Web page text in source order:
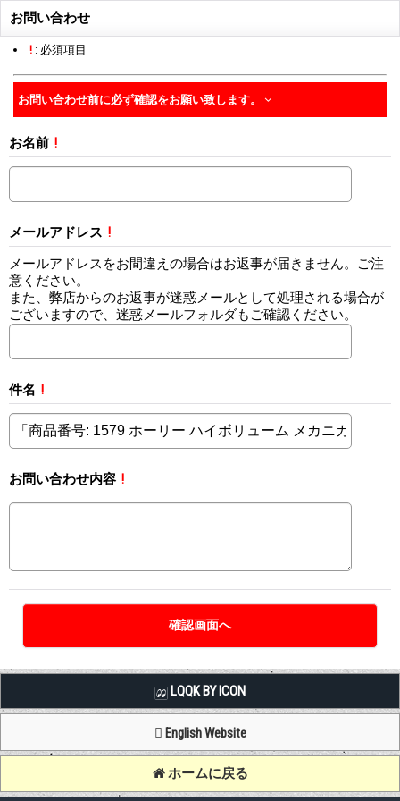
お問い合わせ
! : 必須項目
お問い合わせ前に必ず確認をお願い致します。
お名前 !
メールアドレス !
メールアドレスをお間違えの場合はお返事が届きません。ご注
意ください。
また、弊店からのお返事が迷惑メールとして処理される場合が
ございますので、迷惑メールフォルダもご確認ください。
件名 !
お問い合わせ内容 !
LQQK BY ICON
English Website
ホームに戻る